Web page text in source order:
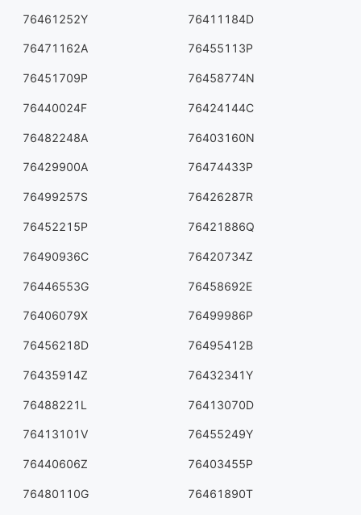
76461252Y 76411184D
76471162A 76455113P
76451709P 76458774N
76440024F 76424144C
76482248A 76403160N
76429900A 76474433P
76499257S 76426287R
76452215P 76421886Q
76490936C 76420734Z
76446553G 76458692E
76406079X 76499986P
76456218D 76495412B
76435914Z 76432341Y
76488221L 76413070D
76413101V 76455249Y
76440606Z 76403455P
76480110G 76461890T